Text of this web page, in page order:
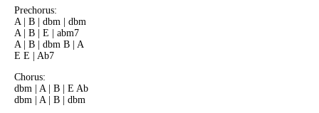
Prechorus:
A | B | dbm | dbm
A | B | E | abm7
A | B | dbm B | A
E E | Ab7
Chorus:
dbm | A | B | E Ab
dbm | A | B | dbm